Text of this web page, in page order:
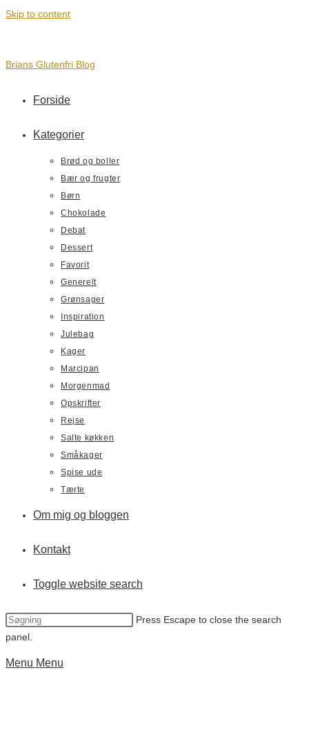
Skip to content
Brians Glutenfri Blog
Forside
Kategorier
Brød og boller
Bær og frugter
Børn
Chokolade
Debat
Dessert
Favorit
Generelt
Grønsager
Inspiration
Julebag
Kager
Marcipan
Morgenmad
Opskrifter
Rejse
Salte køkken
Småkager
Spise ude
Tærte
Om mig og bloggen
Kontakt
Toggle website search
Press Escape to close the search
panel.
Menu Menu